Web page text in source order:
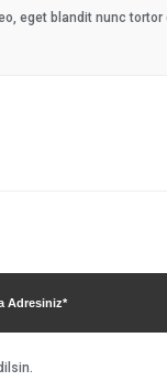
eget blandit nunc tortor